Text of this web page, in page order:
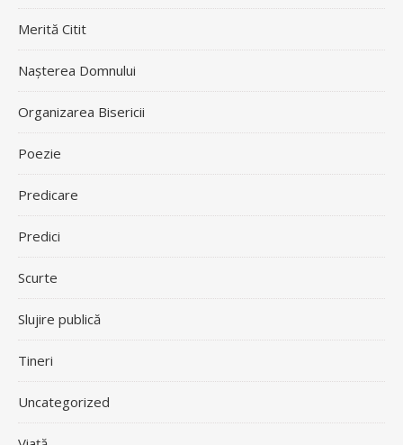
Merită Citit
Nașterea Domnului
Organizarea Bisericii
Poezie
Predicare
Predici
Scurte
Slujire publică
Tineri
Uncategorized